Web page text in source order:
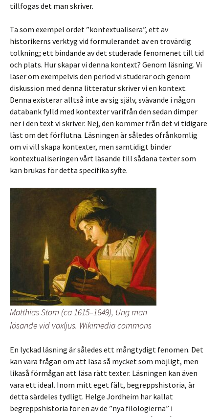
tillfogas det man skriver.
Ta som exempel ordet ”kontextualisera”, ett av
historikerns verktyg vid formulerandet av en trovärdig
tolkning; ett bindande av det studerade fenomenet till tid
och plats. Hur skapar vi denna kontext? Genom läsning. Vi
läser om exempelvis den period vi studerar och genom
diskussion med denna litteratur skriver vi en kontext.
Denna existerar alltså inte av sig själv, svävande i någon
databank fylld med kontexter varifrån den sedan dimper
ner i den text vi skriver. Nej, den kommer från det vi tidigare
läst om det förflutna. Läsningen är således ofrånkomlig
om vi vill skapa kontexter, men samtidigt binder
kontextualiseringen vårt läsande till sådana texter som
kan brukas för detta specifika syfte.
Matthias Stom (ca 1615–1649), Ung man
läsande vid vaxljus. Wikimedia commons
En lyckad läsning är således ett mångtydigt fenomen. Det
kan vara frågan om att läsa så mycket som möjligt, men
likaså förmågan att läsa rätt texter. Läsningen kan även
vara ett ideal. Inom mitt eget fält, begreppshistoria, är
detta särdeles tydligt. Helge Jordheim har kallat
begreppshistoria för en av de ”nya filologierna” i